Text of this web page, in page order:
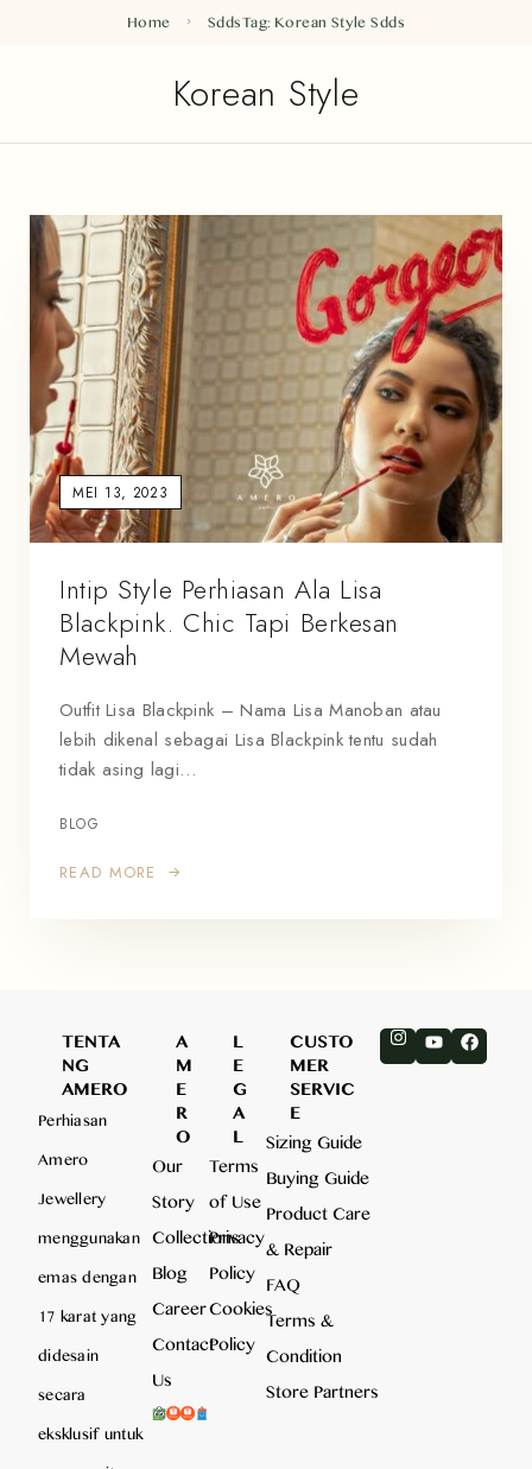
Home Sdds Tag: Korean Style Sdds
Korean Style
MEI 13, 2023
Intip Style Perhiasan Ala Lisa
Blackpink. Chic Tapi Berkesan
Mewah
Outfit Lisa Blackpink – Nama Lisa Manoban atau
lebih dikenal sebagai Lisa Blackpink tentu sudah
tidak asing lagi…
BLOG
READ MORE
TENTA
NG
AMERO
Perhiasan
Amero
Jewellery
menggunakan
emas dengan
17 karat yang
didesain
secara
eksklusif untuk
A
M
E
R
O
Our
Story
Collections
Blog
Career
Contact
Us
L
E
G
A
L
Terms
of Use
Privacy
Policy
Cookies
Policy
CUSTO
MER
SERVIC
E
Sizing Guide
Buying Guide
Product Care
& Repair
FAQ
Terms &
Condition
Store Partners